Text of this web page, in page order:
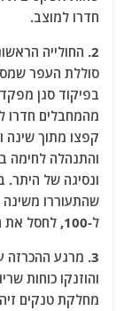
חדרו למוצב.
סוללת העפר
בפיקוד סגן מפקד
מהמחבלים חדרו
קפצו מתוך שינה
והתנהלה לחימה
ונסיגה של היתר.
ל-100, לחסל את המחבלים ולהסיג אותם.
3. מרגע ההכרזה
והוזנקו כוחות